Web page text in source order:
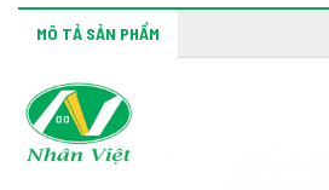
MÔ TẢ SẢN PHẨM